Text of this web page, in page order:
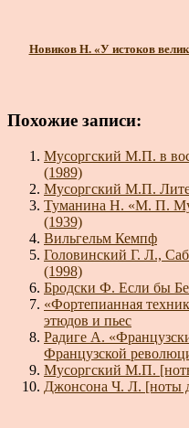
Новиков Н. «У истоков
Похожие записи:
Мусоргский М.П. в
(1989)
Мусоргский М.П.
Туманина Н. «М. П.
(1939)
Вильгельм Кемпф
Головинский Г. Л.,
(1998)
Бродски Ф. Если бы
«Фортепианная
этюдов и пьес
Радиге А.
Французской
Мусоргский М.П.
Джонсона Ч. Л. [ноты